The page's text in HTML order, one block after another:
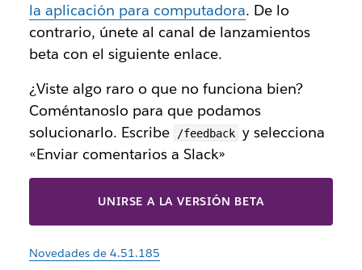
la aplicación para computadora. De lo
contrario, únete al canal de lanzamientos
beta con el siguiente enlace.
¿Viste algo raro o que no funciona bien?
Coméntanoslo para que podamos
solucionarlo. Escribe
/feedback y selecciona
«Enviar comentarios a Slack»
UNIRSE A LA VERSIÓN BETA
Novedades de 4.51.185